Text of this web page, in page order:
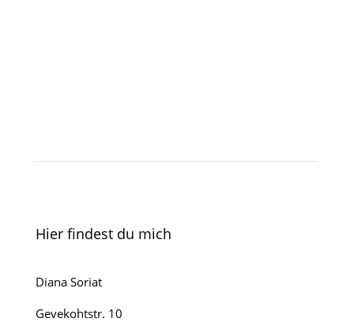
Hier findest du mich
Diana Soriat
Gevekohtstr. 10